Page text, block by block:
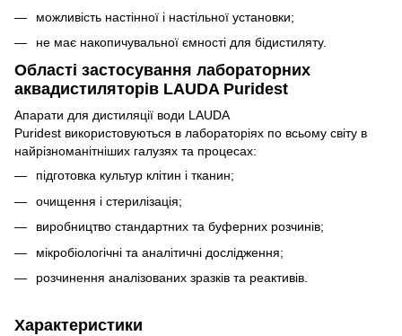
можливість настінної і настільної установки;
не має накопичувальної ємності для бідистиляту.
Області застосування лабораторних
аквадистиляторів LAUDA Puridest
Апарати для дистиляції води LAUDA
Puridest використовуються в лабораторіях по всьому світу в
найрізноманітніших галузях та процесах:
підготовка культур клітин і тканин;
очищення і стерилізація;
виробництво стандартних та буферних розчинів;
мікробіологічні та аналітичні дослідження;
розчинення аналізованих зразків та реактивів.
Характеристики